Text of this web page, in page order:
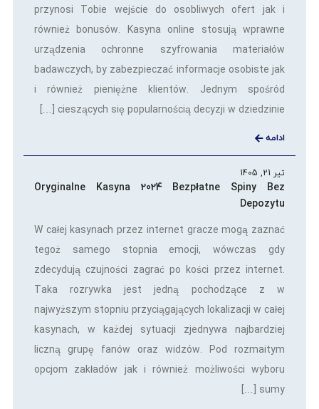
przynosi Tobie wejście do osobliwych ofert jak i
również bonusów. Kasyna online stosują wprawne
urządzenia ochronne szyfrowania materiałów
badawczych, by zabezpieczać informacje osobiste jak
i również pieniężne klientów. Jednym spośród
cieszących się popularnością decyzji w dziedzinie […]
ادامه
تیر 21, 1405
Oryginalne Kasyna 2024 Bezpłatne Spiny Bez
Depozytu
W całej kasynach przez internet gracze mogą zaznać
tegoż samego stopnia emocji, wówczas gdy
zdecydują czujności zagrać po kości przez internet.
Taka rozrywka jest jedną pochodzące z w
najwyższym stopniu przyciągających lokalizacji w całej
kasynach, w każdej sytuacji zjednywa najbardziej
liczną grupę fanów oraz widzów. Pod rozmaitym
opcjom zakładów jak i również możliwości wyboru
sumy […]